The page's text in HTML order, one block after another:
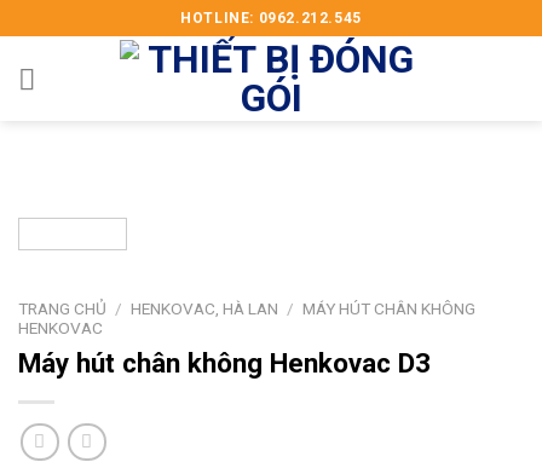
to
content
HOTLINE: 0962.212.545
TRANG CHỦ / HENKOVAC, HÀ LAN / MÁY HÚT CHÂN KHÔNG
HENKOVAC
Máy hút chân không Henkovac D3